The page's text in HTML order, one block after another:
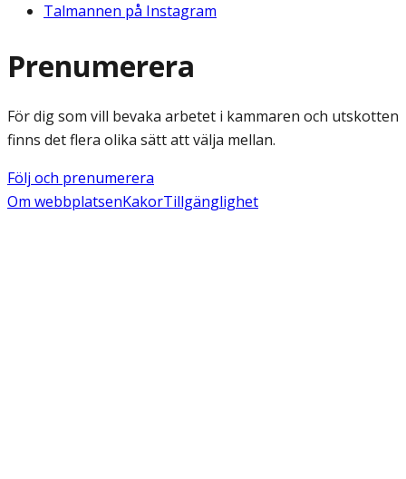
Talmannen på Instagram
Prenumerera
För dig som vill bevaka arbetet i kammaren och utskotten
finns det flera olika sätt att välja mellan.
Följ och prenumerera
Om webbplatsenKakorTillgänglighet